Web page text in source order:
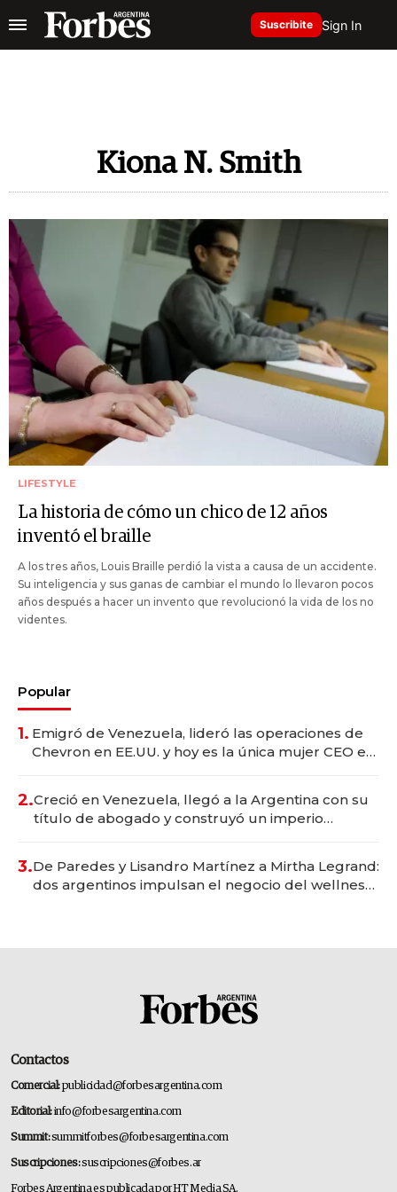
Suscribite Sign In
Kiona N. Smith
LIFESTYLE
La historia de cómo un chico de 12 años
inventó el braille
A los tres años, Louis Braille perdió la vista a causa de un accidente.
Su inteligencia y sus ganas de cambiar el mundo lo llevaron pocos
años después a hacer un invento que revolucionó la vida de los no
videntes.
Popular
1. Emigró de Venezuela, lideró las operaciones de
Chevron en EE.UU. y hoy es la única mujer CEO en
2.Creció en Venezuela, llegó a la Argentina con su
título de abogado y construyó un imperio
3.De Paredes y Lisandro Martínez a Mirtha Legrand:
dos argentinos impulsan el negocio del wellness
Contactos
Comercial:publicidad@forbesargentina.com
Editorial:info@forbesargentina.com
Summit:summitforbes@forbesargentina.com
Suscripciones:suscripciones@forbes.ar
Forbes Argentina es publicada por HT Media SA.